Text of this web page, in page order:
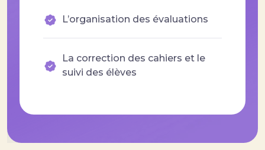
L’organisation des évaluations
La correction des cahiers et le
suivi des élèves